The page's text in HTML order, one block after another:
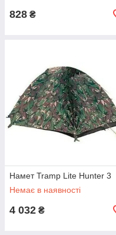
828 ₴
Намет Tramp Lite Hunter 3
Немає в наявності
4 032 ₴